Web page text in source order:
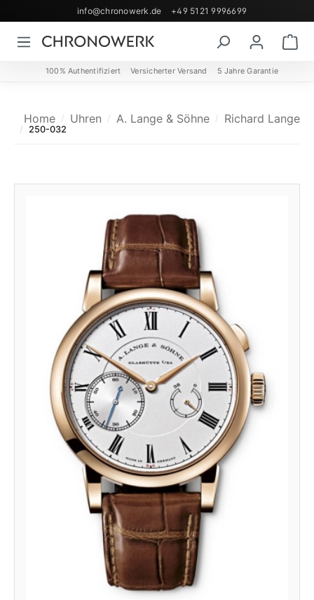
Zum Hauptinhalt springen
info@chronowerk.de +49 5121 9996699
100% Authentifiziert Versicherter Versand 5 Jahre Garantie
Home Uhren A. Lange & Söhne Richard Lange
250-032